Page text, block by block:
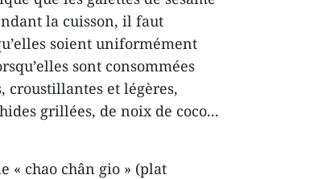
la cuisson, il faut
soient uniformément
sont consommées
croustillantes et légères,
grillées, de noix de coco...
« chao chân gio » (plat